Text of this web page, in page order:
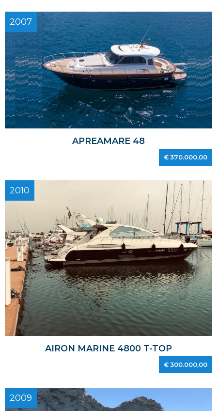
2007
APREAMARE 48
€ 370.000,00
2010
AIRON MARINE 4800 T-TOP
€ 300.000,00
2009